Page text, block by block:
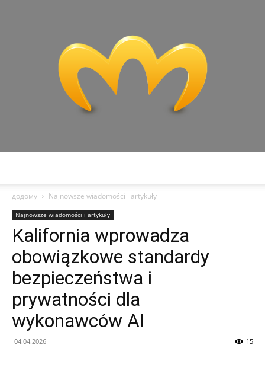
додому
Najnowsze wiadomości i artykuły
Najnowsze wiadomości i artykuły
Kalifornia wprowadza
obowiązkowe standardy
bezpieczeństwa i
prywatności dla
wykonawców AI
04.04.2026 15